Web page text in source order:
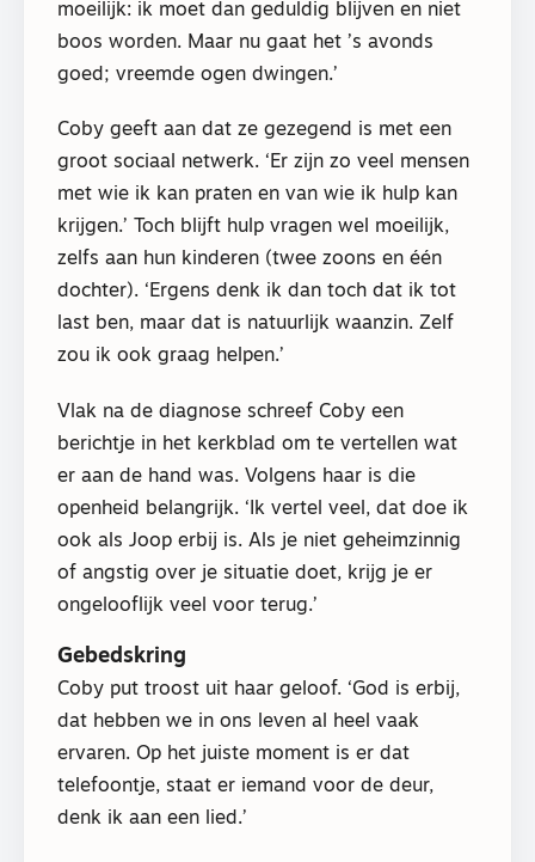
moeilijk: ik moet dan geduldig blijven en niet
boos worden. Maar nu gaat het ’s avonds
goed; vreemde ogen dwingen.’
Coby geeft aan dat ze gezegend is met een
groot sociaal netwerk. ‘Er zijn zo veel mensen
met wie ik kan praten en van wie ik hulp kan
krijgen.’ Toch blijft hulp vragen wel moeilijk,
zelfs aan hun kinderen (twee zoons en één
dochter). ‘Ergens denk ik dan toch dat ik tot
last ben, maar dat is natuurlijk waanzin. Zelf
zou ik ook graag helpen.’
Vlak na de diagnose schreef Coby een
berichtje in het kerkblad om te vertellen wat
er aan de hand was. Volgens haar is die
openheid belangrijk. ‘Ik vertel veel, dat doe ik
ook als Joop erbij is. Als je niet geheimzinnig
of angstig over je situatie doet, krijg je er
ongelooflijk veel voor terug.’
Gebedskring
Coby put troost uit haar geloof. ‘God is erbij,
dat hebben we in ons leven al heel vaak
ervaren. Op het juiste moment is er dat
telefoontje, staat er iemand voor de deur,
denk ik aan een lied.’